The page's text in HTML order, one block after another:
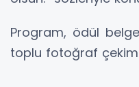
Program, ödül
toplu fotoğraf